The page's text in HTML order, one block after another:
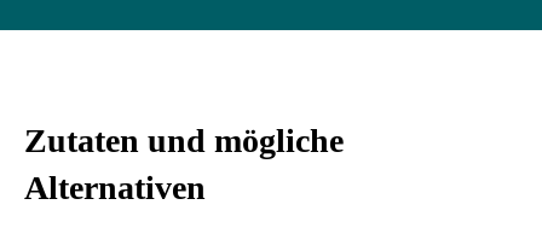
Zutaten und mögliche
Alternativen